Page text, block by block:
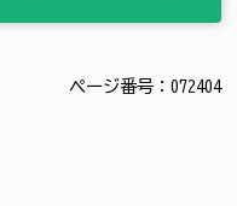
ページ番号：072404